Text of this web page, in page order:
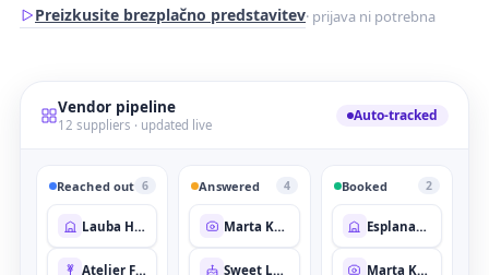
Preizkusite brezplačno predstavitev· prijava ni potrebna
Vendor pipeline
12 suppliers · updated live
Auto-tracked
Reached out 6
Lauba House
Atelier Fleur
Answered 4
Marta Kovač
Sweet Layer Co.
Booked 2
Esplanade Terrace
Marta Kovač